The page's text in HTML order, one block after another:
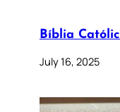
Bíblia
July 16, 2025